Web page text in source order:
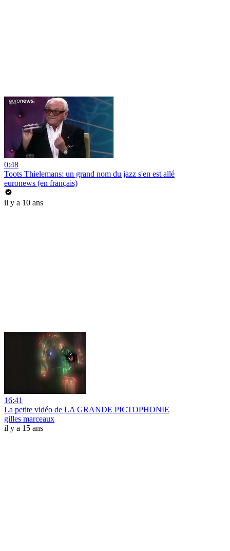
0:48
Toots Thielemans: un grand nom du jazz s'en est allé
euronews (en français)
il y a 10 ans
16:41
La petite vidéo de LA GRANDE PICTOPHONIE
gilles marceaux
il y a 15 ans